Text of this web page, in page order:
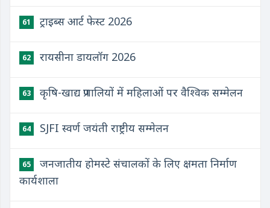
61 ट्राइब्स आर्ट फेस्ट 2026
62 रायसीना डायलॉग 2026
63 कृषि-खाद्य प्रणालियों में महिलाओं पर वैश्विक सम्मेलन
64 SJFI स्वर्ण जयंती राष्ट्रीय सम्मेलन
65
जनजातीय होमस्टे संचालकों के लिए क्षमता निर्माण
कार्यशाला